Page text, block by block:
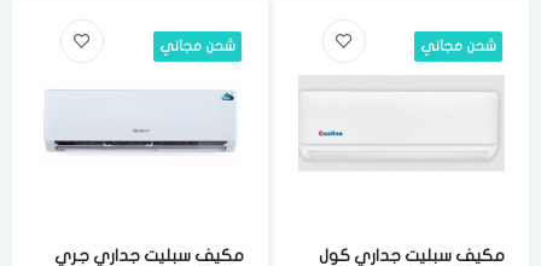
شحن مجاني
مكيف سبليت جداري كول
شحن مجاني
مكيف سبليت جداري جري